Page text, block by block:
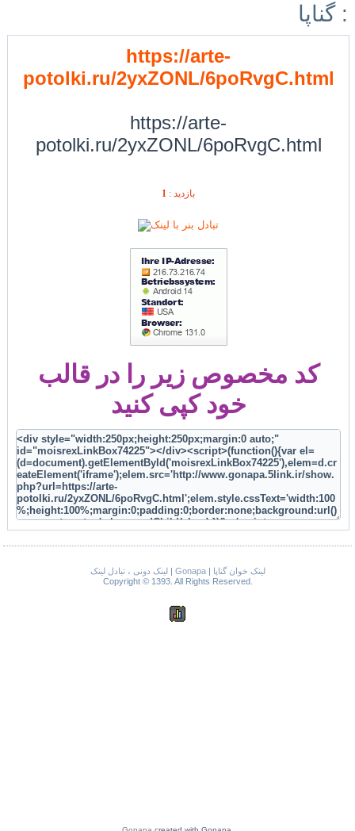
گناپا :
https://arte-
potolki.ru/2yxZONL/6poRvgC.html
https://arte-
potolki.ru/2yxZONL/6poRvgC.html
بازديد : 1
کد مخصوص زیر را در قالب
خود کپی کنید
لینک دونی ، تبادل لینک| Gonapa|
لینک خوان گناپا
Copyright © 1393. All Rights Reserved.